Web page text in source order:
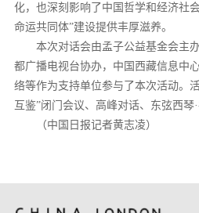
化，也深刻影响了中国哲学和经济社
命运共同体”建设提供丰厚滋养。
本次对话会由孟子公益基金会主办
都广播电视台协办，中国西藏信息中
络等作为支持单位参与了本次活动。
互鉴”闭门会议、高峰对话、东弦西琴
（中国日报记者黄志凌）